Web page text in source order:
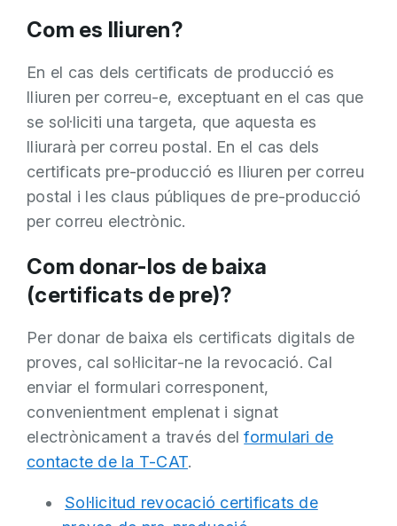
Com es lliuren?
En el cas dels certificats de producció es
lliuren per correu-e, exceptuant en el cas que
se sol·liciti una targeta, que aquesta es
lliurarà per correu postal. En el cas dels
certificats pre-producció es lliuren per correu
postal i les claus públiques de pre-producció
per correu electrònic.
Com donar-los de baixa
(certificats de pre)?
Per donar de baixa els certificats digitals de
proves, cal sol·licitar-ne la revocació. Cal
enviar el formulari corresponent,
convenientment emplenat i signat
electrònicament a través delformulari de
contacte de la T-CAT.
Sol·licitud revocació certificats de